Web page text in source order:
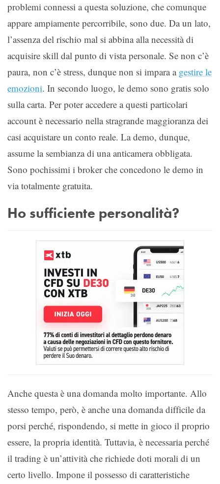
problemi connessi a questa soluzione, che comunque
appare ampiamente percorribile, sono due. Da un lato,
l’assenza del rischio mal si abbina alla necessità di
acquisire skill dal punto di vista personale. Se non c’è
paura, non c’è stress, dunque non si impara a gestire le
emozioni. In secondo luogo, le demo sono gratis solo
sulla carta. Per poter accedere a questi particolari
account è necessario nella stragrande maggioranza dei
casi acquistare un conto reale. La demo, dunque,
assume la sembianza di una anticamera obbligata.
Sono pochissimi i broker che concedono le demo in
via totalmente gratuita.
Ho sufficiente personalità?
Anche questa è una domanda molto importante. Allo
stesso tempo, però, è anche una domanda difficile da
porsi perché, rispondendo, si mette in gioco il proprio
essere, la propria identità. Tuttavia, è necessaria perché
il trading è un’attività che richiede doti morali di un
certo livello. Impone il possesso di caratteristiche